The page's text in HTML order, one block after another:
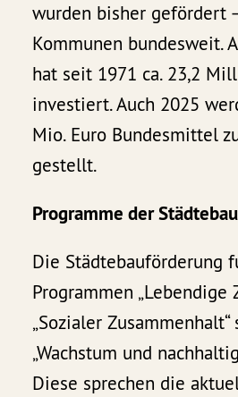
wurden bisher gefördert
Kommunen bundesweit.
hat seit 1971 ca. 23,2
investiert. Auch 2025
Mio. Euro Bundesmittel
gestellt.
Programme der
Die Städtebauförderung
Programmen „Lebendige
„Sozialer Zusammenhalt“
„Wachstum und
Diese sprechen die